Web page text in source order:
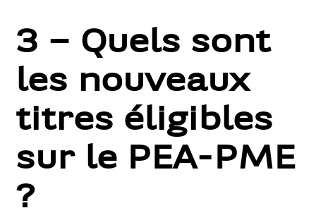
3 – Quels sont
les nouveaux
titres éligibles
sur le PEA-PME
?